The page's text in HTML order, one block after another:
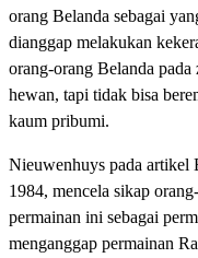
orang Belanda sebagai
dianggap melakukan
orang-orang Belanda
hewan, tapi tidak bisa
kaum pribumi.
Nieuwenhuys pada artikel
1984, mencela sikap
permainan ini sebagai
menganggap permainan